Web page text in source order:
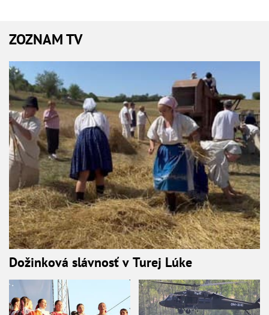
ZOZNAM TV
Dožinková slávnosť v Turej Lúke